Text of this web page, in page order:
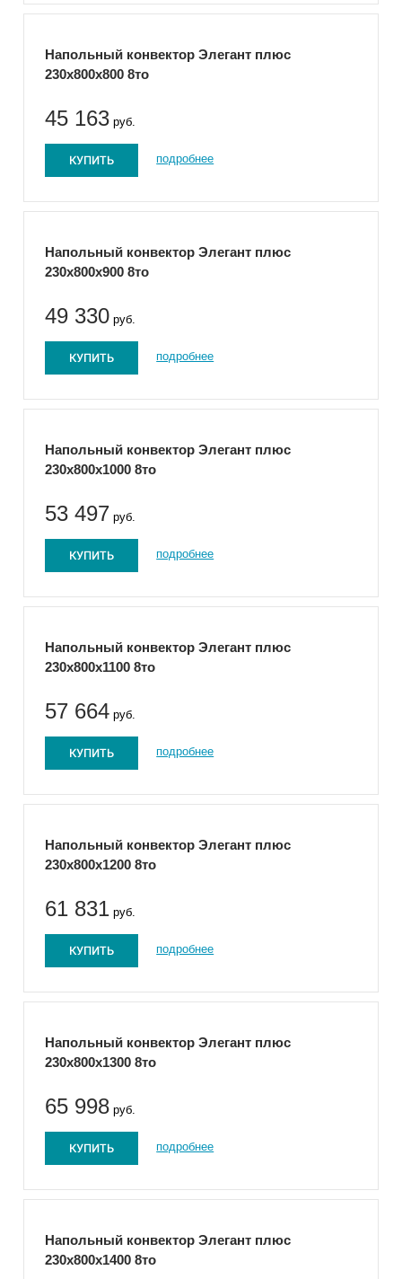
Напольный конвектор Элегант плюс
230x800x800 8то
45 163 руб.
КУПИТЬ подробнее
Напольный конвектор Элегант плюс
230x800x900 8то
49 330 руб.
КУПИТЬ подробнее
Напольный конвектор Элегант плюс
230x800x1000 8то
53 497 руб.
КУПИТЬ подробнее
Напольный конвектор Элегант плюс
230x800x1100 8то
57 664 руб.
КУПИТЬ подробнее
Напольный конвектор Элегант плюс
230x800x1200 8то
61 831 руб.
КУПИТЬ подробнее
Напольный конвектор Элегант плюс
230x800x1300 8то
65 998 руб.
КУПИТЬ подробнее
Напольный конвектор Элегант плюс
230x800x1400 8то